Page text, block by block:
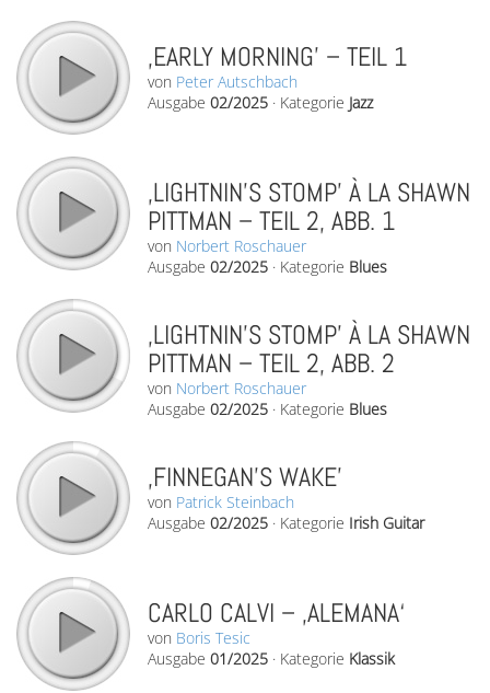
‚EARLY MORNING’ – TEIL 1
von Peter Autschbach
Ausgabe 02/2025 · Kategorie Jazz
‚LIGHTNIN’S STOMP’ À LA SHAWN
PITTMAN – TEIL 2, ABB. 1
von Norbert Roschauer
Ausgabe 02/2025 · Kategorie Blues
‚LIGHTNIN’S STOMP’ À LA SHAWN
PITTMAN – TEIL 2, ABB. 2
von Norbert Roschauer
Ausgabe 02/2025 · Kategorie Blues
‚FINNEGAN’S WAKE’
von Patrick Steinbach
Ausgabe 02/2025 · Kategorie Irish Guitar
CARLO CALVI – ‚ALEMANA‘
von Boris Tesic
Ausgabe 01/2025 · Kategorie Klassik